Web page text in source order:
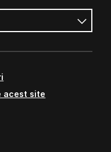
acest site